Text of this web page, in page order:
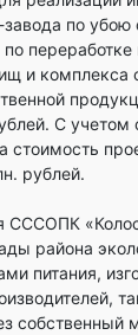
по убою
переработке
и комплекса
С учетом
стоимость
рублей.
СССОПК
района
питания,
собственный